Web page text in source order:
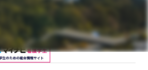
0062
県横浜市戸塚区汲沢町1025-6